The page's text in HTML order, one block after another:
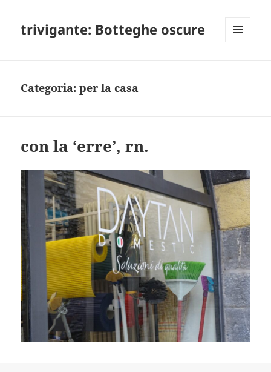
trivigante: Botteghe oscure
Categoria:per la casa
con la ‘erre’, rn.